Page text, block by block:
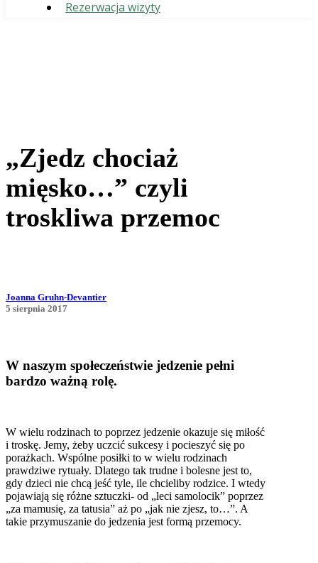
Rezerwacja wizyty
„Zjedz chociaż
mięsko…” czyli
troskliwa przemoc
Joanna Gruhn-Devantier
5 sierpnia 2017
W naszym społeczeństwie jedzenie pełni
bardzo ważną rolę.
W wielu rodzinach to poprzez jedzenie okazuje się miłość
i troskę. Jemy, żeby uczcić sukcesy i pocieszyć się po
porażkach. Wspólne posiłki to w wielu rodzinach
prawdziwe rytuały. Dlatego tak trudne i bolesne jest to,
gdy dzieci nie chcą jeść tyle, ile chcieliby rodzice. I wtedy
pojawiają się różne sztuczki- od „leci samolocik” poprzez
„za mamusię, za tatusia” aż po „jak nie zjesz, to…”. A
takie przymuszanie do jedzenia jest formą przemocy.